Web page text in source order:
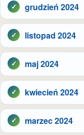
grudzień 2024
listopad 2024
maj 2024
kwiecień 2024
marzec 2024